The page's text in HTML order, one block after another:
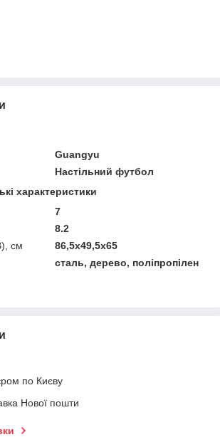
Guangyu
Настільний футбол
характеристики
7
8.2
см
86,5х49,5х65
сталь, дерево, поліпропілен
по Києву
Нової пошти